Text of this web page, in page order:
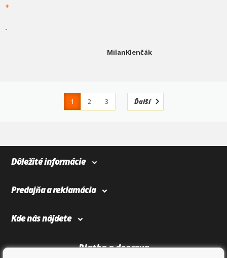
+
-
MilanKlenčák
1 2
3
Ďalší
Dôležité informácie
Predajňa a reklamácia
Kde nás nájdete
Platba a doprava